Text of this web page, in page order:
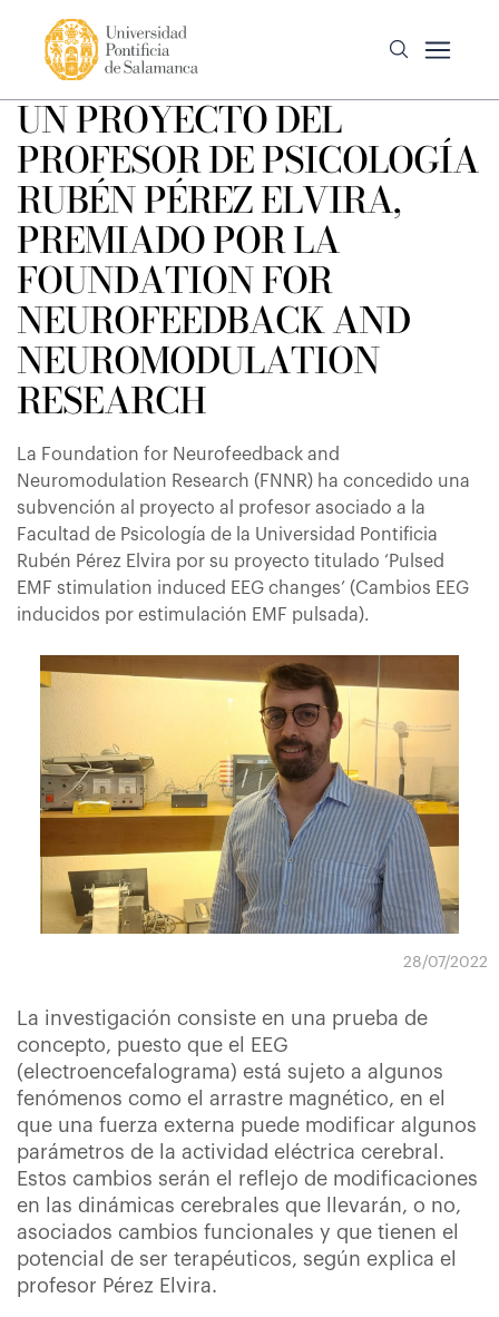
UN PROYECTO DEL
PROFESOR DE PSICOLOGÍA
RUBÉN PÉREZ ELVIRA,
PREMIADO POR LA
FOUNDATION FOR
NEUROFEEDBACK AND
NEUROMODULATION
RESEARCH
La Foundation for Neurofeedback and
Neuromodulation Research (FNNR) ha concedido una
subvención al proyecto al profesor asociado a la
Facultad de Psicología de la Universidad Pontificia
Rubén Pérez Elvira por su proyecto titulado ‘Pulsed
EMF stimulation induced EEG changes’ (Cambios EEG
inducidos por estimulación EMF pulsada).
28/07/2022
La investigación consiste en una prueba de
concepto, puesto que el EEG
(electroencefalograma) está sujeto a algunos
fenómenos como el arrastre magnético, en el
que una fuerza externa puede modificar algunos
parámetros de la actividad eléctrica cerebral.
Estos cambios serán el reflejo de modificaciones
en las dinámicas cerebrales que llevarán, o no,
asociados cambios funcionales y que tienen el
potencial de ser terapéuticos, según explica el
profesor Pérez Elvira.